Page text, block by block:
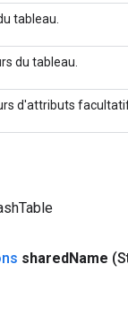
tableau.
du tableau.
d'attributs
sharedName